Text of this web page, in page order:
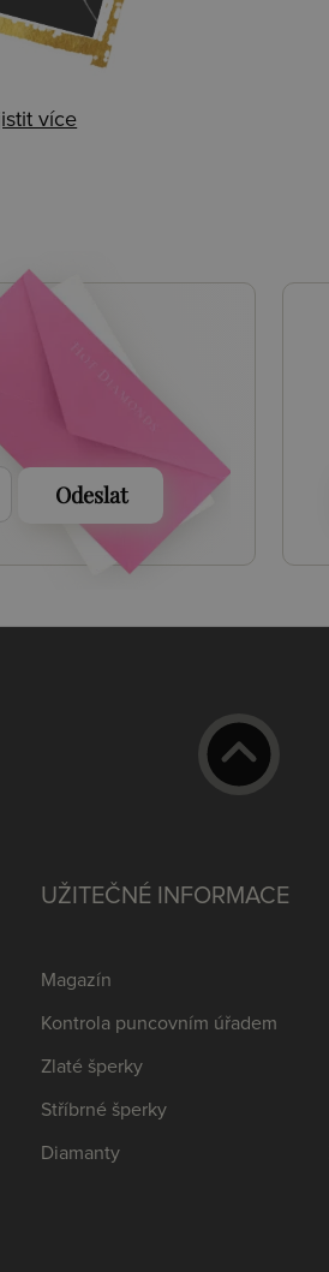
více
Odeslat
UŽITEČNÉ INFORMACE
Magazín
Kontrola puncovním úřadem
Zlaté šperky
Stříbrné šperky
Diamanty